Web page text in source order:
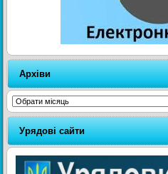
Архіви
Архіви
Урядові сайти